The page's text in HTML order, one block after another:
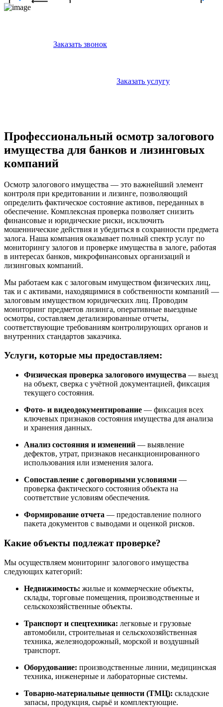
Заказать звонок
Заказать услугу
Профессиональный осмотр залогового
имущества для банков и лизинговых
компаний
Осмотр залогового имущества — это важнейший элемент
контроля при кредитовании и лизинге, позволяющий
определить фактическое состояние активов, переданных в
обеспечение. Комплексная проверка позволяет снизить
финансовые и юридические риски, исключить
мошеннические действия и убедиться в сохранности предмета
залога. Наша компания оказывает полный спектр услуг по
мониторингу залогов и проверке имущества в залоге, работая
в интересах банков, микрофинансовых организаций и
лизинговых компаний.
Мы работаем как с залоговым имуществом физических лиц,
так и с активами, находящимися в собственности компаний —
залоговым имуществом юридических лиц. Проводим
мониторинг предметов лизинга, оперативные выездные
осмотры, составляем детализированные отчеты,
соответствующие требованиям контролирующих органов и
внутренних стандартов заказчика.
Услуги, которые мы предоставляем:
Физическая проверка залогового имущества — выезд
на объект, сверка с учётной документацией, фиксация
текущего состояния.
Фото- и видеодокументирование — фиксация всех
ключевых признаков состояния имущества для анализа
и хранения данных.
Анализ состояния и изменений — выявление
дефектов, утрат, признаков несанкционированного
использования или изменения залога.
Сопоставление с договорными условиями —
проверка фактического состояния объекта на
соответствие условиям обеспечения.
Формирование отчета — предоставление полного
пакета документов с выводами и оценкой рисков.
Какие объекты подлежат проверке?
Мы осуществляем мониторинг залогового имущества
следующих категорий:
Недвижимость: жилые и коммерческие объекты,
склады, торговые помещения, производственные и
сельскохозяйственные объекты.
Транспорт и спецтехника: легковые и грузовые
автомобили, строительная и сельскохозяйственная
техника, железнодорожный, морской и воздушный
транспорт.
Оборудование: производственные линии, медицинская
техника, инженерные и лабораторные системы.
Товарно-материальные ценности (ТМЦ): складские
запасы, продукция, сырьё и комплектующие.